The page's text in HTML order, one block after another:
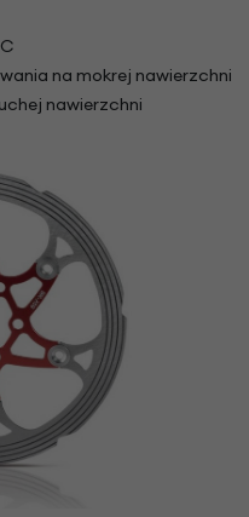
na mokrej nawierzchni
nawierzchni